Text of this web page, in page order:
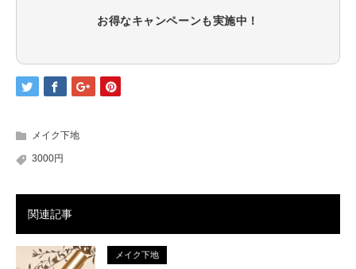
お得なキャンペーンも実施中！
メイク下地
3000円
関連記事
メイク下地